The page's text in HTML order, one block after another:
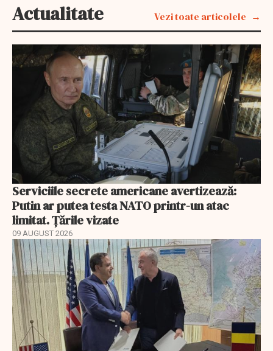
Actualitate Vezi toate articolele
Serviciile secrete americane avertizează:
Putin ar putea testa NATO printr-un atac
limitat. Țările vizate
09 AUGUST 2026